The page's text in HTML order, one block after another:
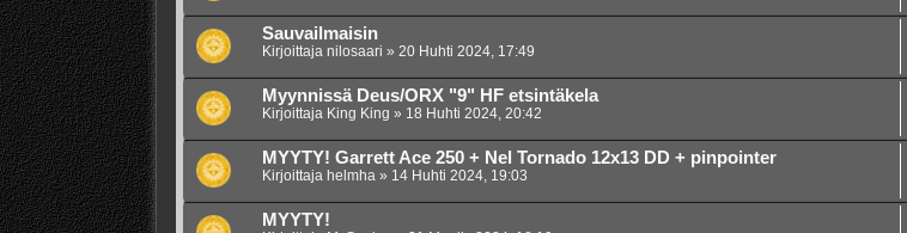
Sauvailmaisin
Kirjoittaja nilosaari » 20 Huhti 2024, 17:49
Myynnissä Deus/ORX "9" HF etsintäkela
Kirjoittaja King King » 18 Huhti 2024, 20:42
MYYTY! Garrett Ace 250 + Nel Tornado 12x13 DD + pinpointer
Kirjoittaja helmha» 14 Huhti 2024, 19:03
MYYTY!